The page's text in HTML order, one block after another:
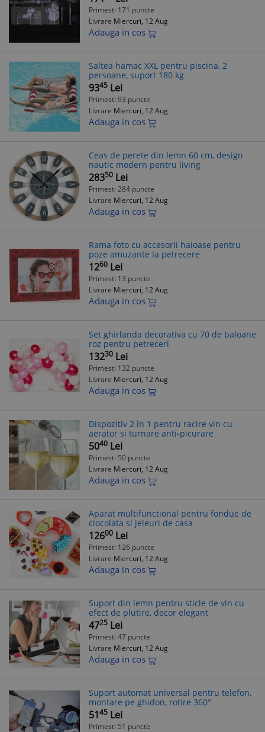
Primesti 171 puncte
Livrare Miercuri, 12 Aug
Adauga in cos
Saltea hamac XXL pentru piscina, 2
persoane, suport 180 kg
9345 Lei
Primesti 93 puncte
Livrare Miercuri, 12 Aug
Adauga in cos
Ceas de perete din lemn 60 cm, design
nautic modern pentru living
28350 Lei
Primesti 284 puncte
Livrare Miercuri, 12 Aug
Adauga in cos
Rama foto cu accesorii haioase pentru
poze amuzante la petrecere
1260 Lei
Primesti 13 puncte
Livrare Miercuri, 12 Aug
Adauga in cos
Set ghirlanda decorativa cu 70 de baloane
roz pentru petreceri
13230 Lei
Primesti 132 puncte
Livrare Miercuri, 12 Aug
Adauga in cos
Dispozitiv 2 în 1 pentru racire vin cu
aerator si turnare anti-picurare
5040 Lei
Primesti 50 puncte
Livrare Miercuri, 12 Aug
Adauga in cos
Aparat multifunctional pentru fondue de
ciocolata si jeleuri de casa
12600 Lei
Primesti 126 puncte
Livrare Miercuri, 12 Aug
Adauga in cos
Suport din lemn pentru sticle de vin cu
efect de plutire, decor elegant
4725 Lei
Primesti 47 puncte
Livrare Miercuri, 12 Aug
Adauga in cos
Suport automat universal pentru telefon,
montare pe ghidon, rotire 360°
5145 Lei
Primesti 51 puncte